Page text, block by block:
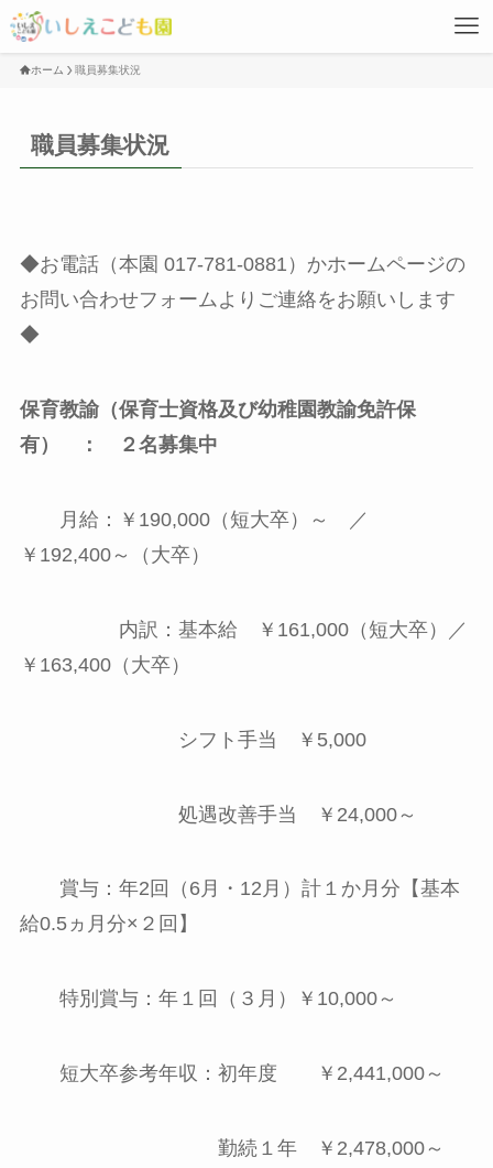
ホーム 職員募集状況
職員募集状況
◆お電話（本園 017-781-0881）かホームページの
お問い合わせフォームよりご連絡をお願いします
◆
保育教諭（保育士資格及び幼稚園教諭免許保
有）
： ２名募集中
月給：￥190,000（短大卒）～ ／
￥192,400～（大卒）
内訳：基本給 ￥161,000（短大卒）／
￥163,400（大卒）
シフト手当 ￥5,000
処遇改善手当 ￥24,000～
賞与：年2回（6月・12月）計１か月分【基本
給0.5ヵ月分×２回】
特別賞与：年１回（３月）￥10,000～
短大卒参考年収：初年度 ￥2,441,000～
勤続１年 ￥2,478,000～